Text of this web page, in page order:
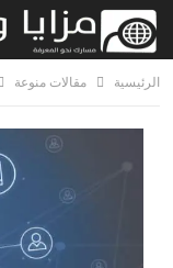
الرئيسية مقالات منوعة